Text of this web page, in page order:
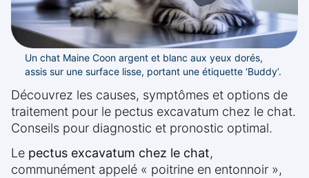
Un chat Maine Coon argent et blanc aux yeux dorés,
assis sur une surface lisse, portant une étiquette ‘Buddy’.
Découvrez les causes, symptômes et options de
traitement pour le pectus excavatum chez le chat.
Conseils pour diagnostic et pronostic optimal.
Le pectus excavatum chez le chat,
communément appelé « poitrine en entonnoir »,